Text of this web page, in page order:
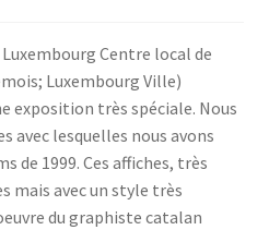
Luxembourg Centre local de
Luxembourg Ville)
exposition très spéciale. Nous
avec lesquelles nous avons
de 1999. Ces affiches, très
mais avec un style très
du graphiste catalan